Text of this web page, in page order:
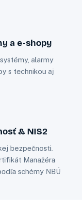
a e-shopy
alarmy
s technikou aj
& NIS2
bezpečnosti.
Manažéra
schémy NBÚ